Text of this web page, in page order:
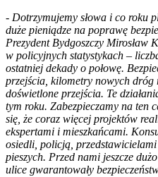
- Dotrzymujemy słowa i co roku
duże pieniądze na poprawę
Prezydent Bydgoszczy Mirosław
w policyjnych statystykach –
ostatniej dekady o połowę.
przejścia, kilometry nowych
doświetlone przejścia. Te
tym roku. Zabezpieczamy na ten
się, że coraz więcej projektów
ekspertami i mieszkańcami.
osiedli, policją,
pieszych. Przed nami jeszcze
ulice gwarantowały